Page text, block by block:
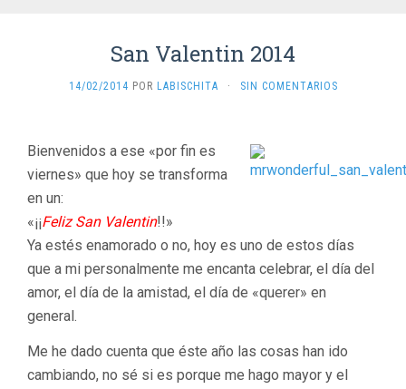
San Valentin 2014
14/02/2014 POR LABISCHITA · SIN COMENTARIOS
Bienvenidos a ese «por fin es
viernes» que hoy se transforma
en un:
«¡¡Feliz San Valentin!!»
Ya estés enamorado o no, hoy es uno de estos días
que a mi personalmente me encanta celebrar, el día del
amor, el día de la amistad, el día de «querer» en
general.
Me he dado cuenta que éste año las cosas han ido
cambiando, no sé si es porque me hago mayor y el